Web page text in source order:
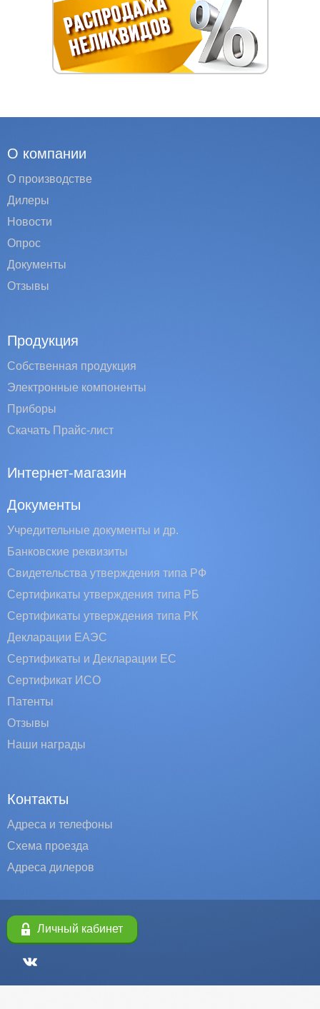
О компании
О производстве
Дилеры
Новости
Опрос
Документы
Отзывы
Продукция
Собственная продукция
Электронные компоненты
Приборы
Скачать Прайс-лист
Интернет-магазин
Документы
Учредительные документы и др.
Банковские реквизиты
Свидетельства утверждения типа РФ
Сертификаты утверждения типа РБ
Сертификаты утверждения типа РК
Декларации ЕАЭС
Сертификаты и Декларации EC
Сертификат ИСО
Патенты
Отзывы
Наши награды
Контакты
Адреса и телефоны
Схема проезда
Адреса дилеров
Личный кабинет